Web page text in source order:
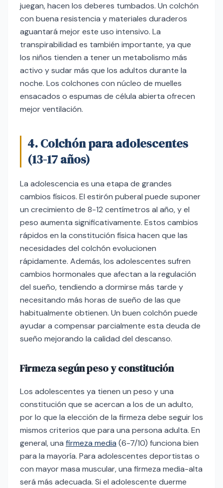
juegan, hacen los deberes tumbados. Un colchón
con buena resistencia y materiales duraderos
aguantará mejor este uso intensivo. La
transpirabilidad es también importante, ya que
los niños tienden a tener un metabolismo más
activo y sudar más que los adultos durante la
noche. Los colchones con núcleo de muelles
ensacados o espumas de célula abierta ofrecen
mejor ventilación.
4. Colchón para adolescentes
(13-17 años)
La adolescencia es una etapa de grandes
cambios físicos. El estirón puberal puede suponer
un crecimiento de 8-12 centímetros al año, y el
peso aumenta significativamente. Estos cambios
rápidos en la constitución física hacen que las
necesidades del colchón evolucionen
rápidamente. Además, los adolescentes sufren
cambios hormonales que afectan a la regulación
del sueño, tendiendo a dormirse más tarde y
necesitando más horas de sueño de las que
habitualmente obtienen. Un buen colchón puede
ayudar a compensar parcialmente esta deuda de
sueño mejorando la calidad del descanso.
Firmeza según peso y constitución
Los adolescentes ya tienen un peso y una
constitución que se acercan a los de un adulto,
por lo que la elección de la firmeza debe seguir los
mismos criterios que para una persona adulta. En
general, una firmeza media (6-7/10) funciona bien
para la mayoría. Para adolescentes deportistas o
con mayor masa muscular, una firmeza media-alta
será más adecuada. Si el adolescente duerme